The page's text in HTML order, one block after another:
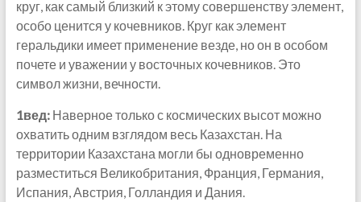
круг, как самый близкий к этому совершенству элемент,
особо ценится у кочевников. Круг как элемент
геральдики имеет применение везде, но он в особом
почете и уважении у восточных кочевников. Это
символ жизни, вечности.
1вед:Наверное только с космических высот можно
охватить одним взглядом весь Казахстан. На
территории Казахстана могли бы одновременно
разместиться Великобритания, Франция, Германия,
Испания, Австрия, Голландия и Дания.